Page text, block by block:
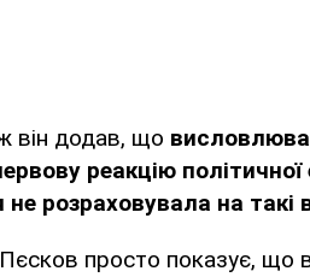
він додав, що
реакцію політичної
не розраховувала на такі
просто показує, що